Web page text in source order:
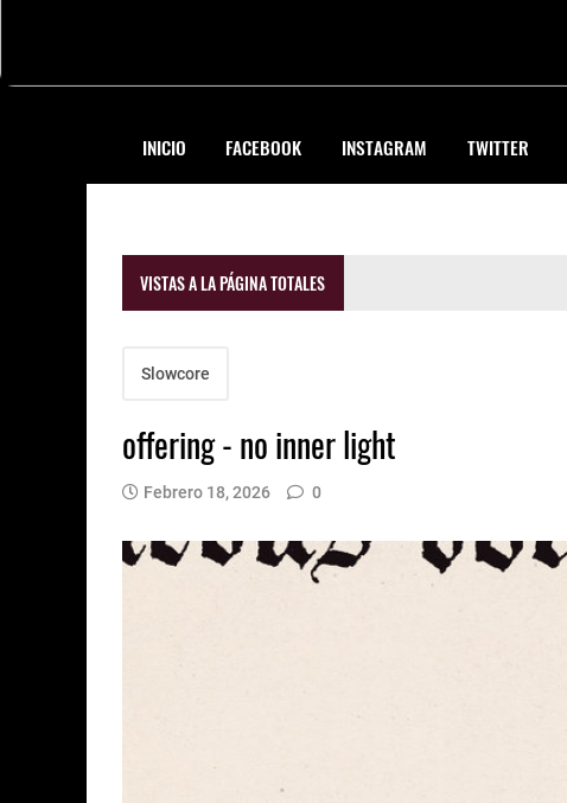
INICIO FACEBOOK INSTAGRAM TWITTER
VISTAS A LA PÁGINA TOTALES
Slowcore
offering - no inner light
Febrero 18, 2026 0